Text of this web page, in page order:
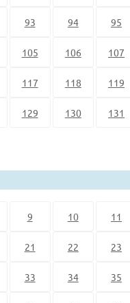
93 94 95
105 106 107
117 118 119
129 130 131
9 10 11
21 22 23
33 34 35